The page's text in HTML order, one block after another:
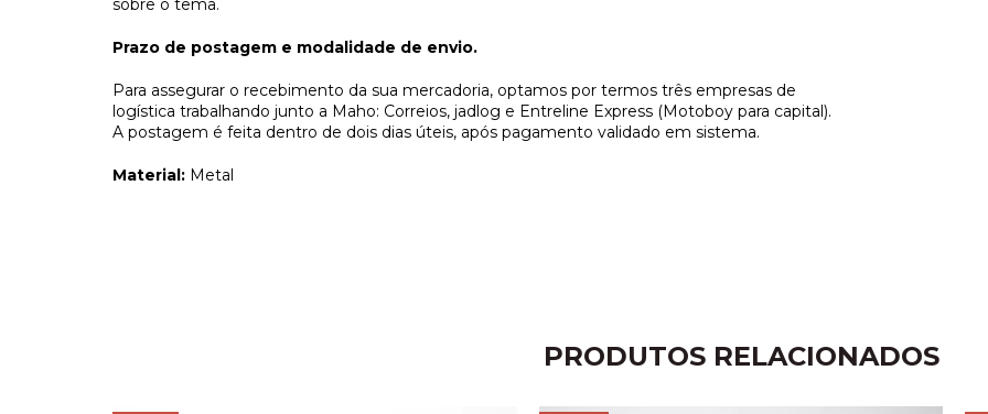
sobre o tema.
Prazo de postagem e modalidade de envio.
Para assegurar o recebimento da sua mercadoria, optamos por termos três empresas de
logística trabalhando junto a Maho: Correios, jadlog e Entreline Express (Motoboy para capital).
A postagem é feita dentro de dois dias úteis, após pagamento validado em sistema.
Material: Metal
PRODUTOS RELACIONADOS